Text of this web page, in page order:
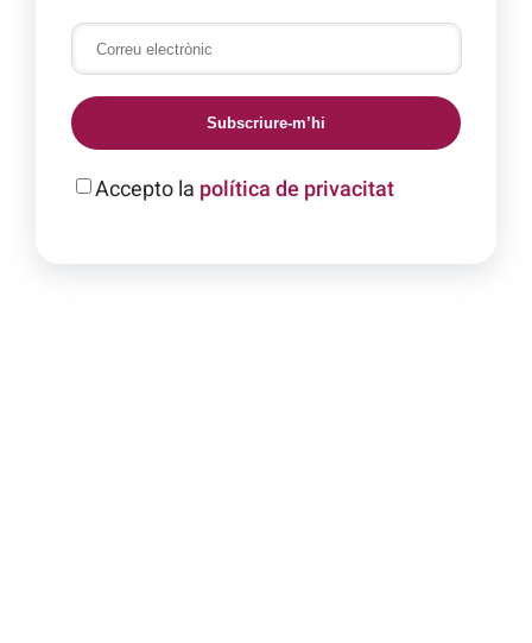
Subscriure-m’hi
Accepto la política de privacitat